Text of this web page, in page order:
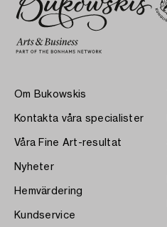
Om Bukowskis
Kontakta våra specialister
Våra Fine Art-resultat
Nyheter
Hemvärdering
Kundservice